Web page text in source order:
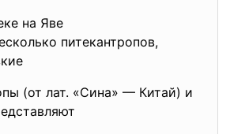
на Яве
питекантропов,
(от лат. «Сина» — Китай) и